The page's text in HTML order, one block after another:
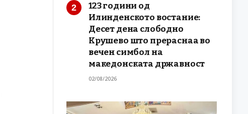
123 години од
Илинденското востание:
Десет дена слободно
Крушево што прераснаа во
вечен симбол на
македонската државност
02/08/2026